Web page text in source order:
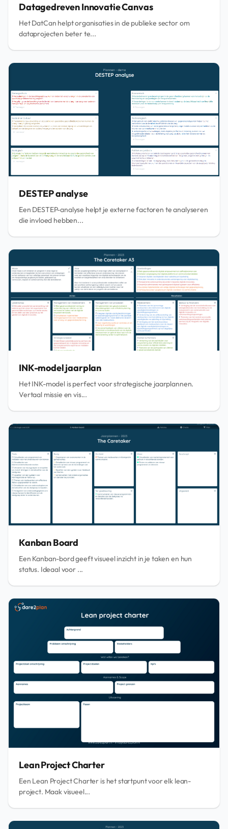
Datagedreven Innovatie Canvas
Het DatCan helpt organisaties in de publieke sector om
dataprojecten beter te...
DESTEP analyse
Een DESTEP-analyse helpt je externe factoren te analyseren
die invloed hebben...
INK-model jaarplan
Het INK-model is perfect voor strategische jaarplannen.
Vertaal missie en vis...
Kanban Board
Een Kanban-bord geeft visueel inzicht in je taken en hun
status. Ideaal voor ...
Lean Project Charter
Een Lean Project Charter is het startpunt voor elk lean-
project. Maak visueel...